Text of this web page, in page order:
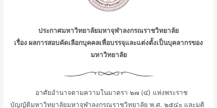
ประกาศมหาวิทยาลัยมหาจุฬาลงกรณราชวิทยาลัย
เรื่อง ผลการสอบคัดเลือกบุคคลเพื่อบรรจุและแต่งตั้งเป็นบุคลากรของ
มหาวิทยาลัย
ᅠᅠᅠᅠอาศัยอำนาจตามความในมาตรา ๒๗ (๔) แห่งพระราช
บัญญัติมหาวิทยาลัยมหาจุฬาลงกรณราชวิทยาลัย พ.ศ. ๒๕๔๐ และมติ